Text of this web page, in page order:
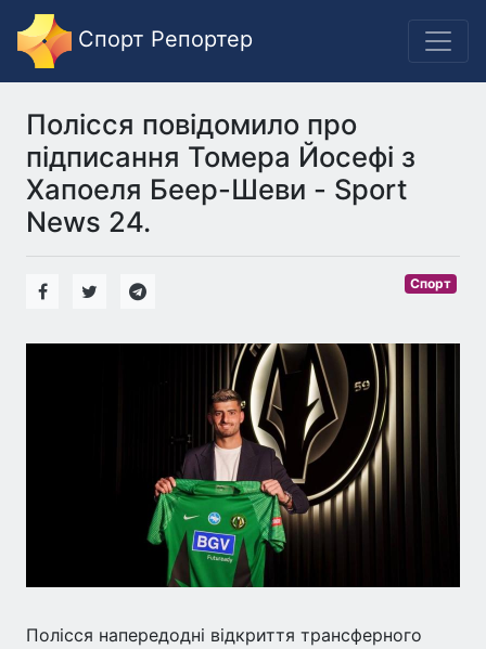
Спорт Репортер
Полісся повідомило про
підписання Томера Йосефі з
Хапоеля Беер-Шеви - Sport
News 24.
Спорт
Полісся напередодні відкриття трансферного